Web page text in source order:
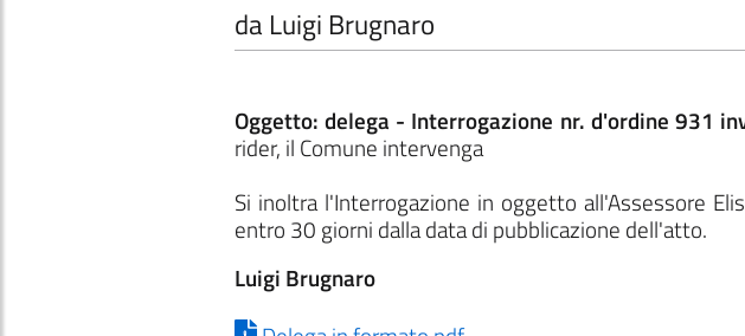
da Luigi Brugnaro
Oggetto: delega - Interrogazione nr. d'ordine 931
rider, il Comune intervenga
Si inoltra l'Interrogazione in oggetto all'Assessore
entro 30 giorni dalla data di pubblicazione dell'atto.
Luigi Brugnaro